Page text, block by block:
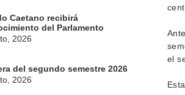
Caetano recibirá
del Parlamento
2026
del segundo semestre 2026
2026
el